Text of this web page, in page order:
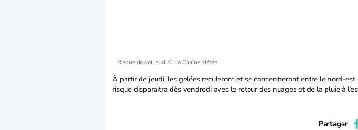
Risque de gel jeudi © La Chaîne Météo
À partir de jeudi, les gelées reculeront et se concentreront entre le nord-est
risque disparaitra dès vendredi avec le retour des nuages et de la pluie à
Partager